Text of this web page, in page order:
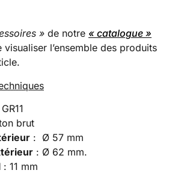
» de notre « catalogue »
l’ensemble des produits
brut
: Ø 57 mm
: Ø 62 mm.
: 11 mm